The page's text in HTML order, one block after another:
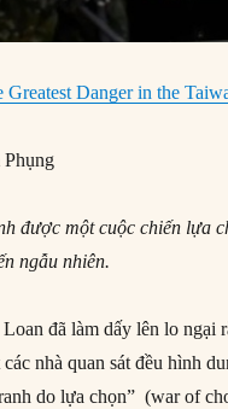
Greatest Danger in the
được một cuộc chiến lựa
ngẫu nhiên.
đã làm dấy lên lo
nhà quan sát đều hình
do lựa chọn” (war of